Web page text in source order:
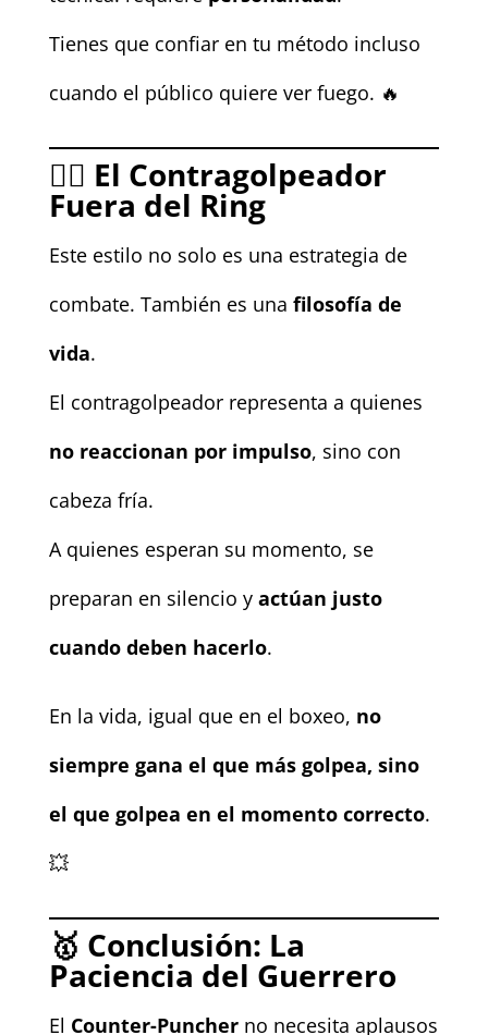
Tienes que confiar en tu método incluso
cuando el público quiere ver fuego. 🔥
🧘‍♂️ El Contragolpeador
Fuera del Ring
Este estilo no solo es una estrategia de
combate. También es una filosofía de
vida.
El contragolpeador representa a quienes
no reaccionan por impulso, sino con
cabeza fría.
A quienes esperan su momento, se
preparan en silencio y actúan justo
cuando deben hacerlo.
En la vida, igual que en el boxeo, no
siempre gana el que más golpea, sino
el que golpea en el momento correcto.
💥
🥇 Conclusión: La
Paciencia del Guerrero
El Counter-Puncherno necesita aplausos